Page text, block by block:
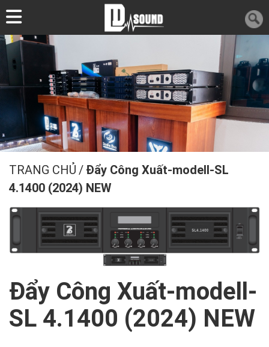
TRANG CHỦ / Đẩy Công Xuất-modell-SL
4.1400 (2024) NEW
Đẩy Công Xuất-modell-
SL 4.1400 (2024) NEW